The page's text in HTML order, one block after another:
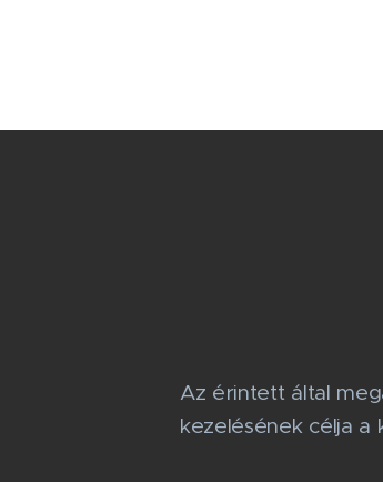
Az érintett által
kezelésének célja a